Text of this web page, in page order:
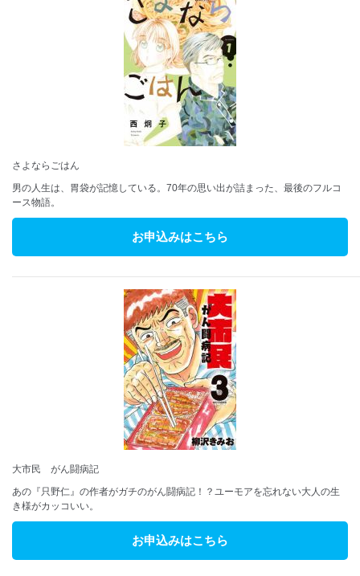
さよならごはん
男の人生は、胃袋が記憶している。70年の思い出が詰まった、最後のフルコ
ース物語。
お申込みはこちら
大市民 がん闘病記
あの『只野仁』の作者がガチのがん闘病記！？ユーモアを忘れない大人の生
き様がカッコいい。
お申込みはこちら